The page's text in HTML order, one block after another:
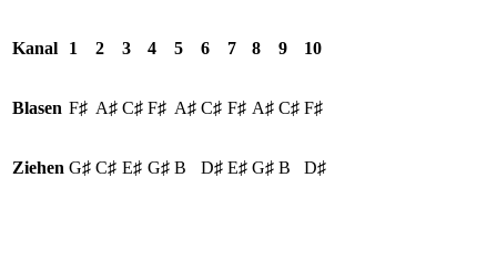
Kanal 1 2 3 4 5 6 7 8 9 10
Blasen F♯ A♯ C♯ F♯ A♯ C♯ F♯ A♯ C♯ F♯
Ziehen G♯ C♯ E♯ G♯ B D♯ E♯ G♯ B D♯